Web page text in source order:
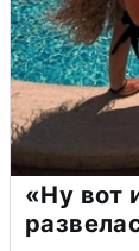
«Ну вот